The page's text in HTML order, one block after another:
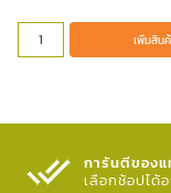
เพิ่มสิน
การันตีของแ
เลือกช้อปได้